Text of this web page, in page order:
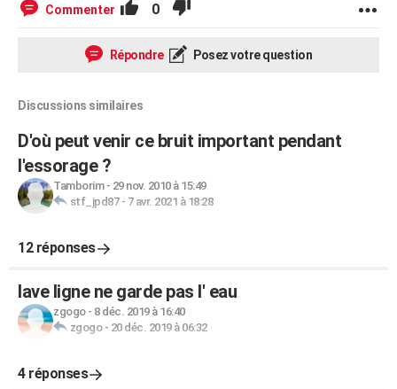
Commenter 0
Répondre Posez votre question
Discussions similaires
D'où peut venir ce bruit important pendant
l'essorage ?
Tamborim- 29 nov. 2010 à 15:49
stf_jpd87- 7 avr. 2021 à 18:28
12 réponses
lave ligne ne garde pas l' eau
zgogo- 8 déc. 2019 à 16:40
zgogo- 20 déc. 2019 à 06:32
4 réponses